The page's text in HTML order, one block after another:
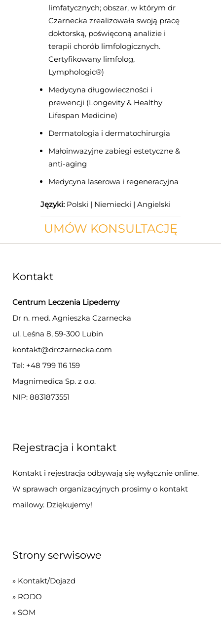
limfatycznych; obszar, w którym dr
Czarnecka zrealizowała swoją pracę
doktorską, poświęconą analizie i
terapii chorób limfologicznych.
Certyfikowany limfolog,
Lymphologic®)
Medycyna długowieczności i
prewencji (Longevity & Healthy
Lifespan Medicine)
Dermatologia i dermatochirurgia
Małoinwazyjne zabiegi estetyczne &
anti-aging
Medycyna laserowa i regeneracyjna
Języki: Polski | Niemiecki | Angielski
UMÓW KONSULTACJĘ
Kontakt
Centrum Leczenia Lipedemy
Dr n. med. Agnieszka Czarnecka
ul. Leśna 8, 59-300 Lubin
kontakt@drczarnecka.com
Tel: +48 799 116 159
Magnimedica Sp. z o.o.
NIP: 8831873551
Rejestracja i kontakt
Kontakt i rejestracja odbywają się wyłącznie online.
W sprawach organizacyjnych prosimy o kontakt
mailowy. Dziękujemy!
Strony serwisowe
» Kontakt/Dojazd
» RODO
» SOM